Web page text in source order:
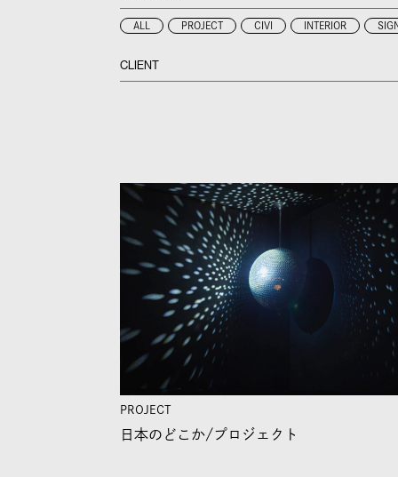
ALL PROJECT CIVI INTERIOR SIGN
CLIENT
PROJECT
日本のどこか/プロジェクト